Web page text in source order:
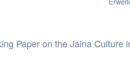
Paper on the Jaina Culture